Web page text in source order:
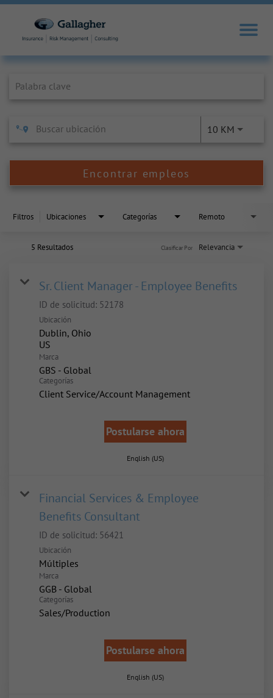
10 KM
Encontrar empleos
Filtros Ubicaciones Categorías Remoto
5 Resultados Relevancia
Clasificar Por
Sr. Client Manager - Employee Benefits
ID de solicitud: 52178
Ubicación
Dublin, Ohio
Marca
GBS - Global
Categorías
Client Service/Account Management
Postularse ahora
English (US)
Financial Services & Employee
Benefits Consultant
ID de solicitud: 56421
Ubicación
Múltiples
Marca
GGB - Global
Categorías
Sales/Production
Postularse ahora
English (US)